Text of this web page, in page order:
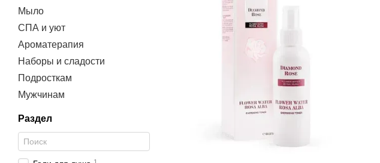
Мыло
СПА и уют
Ароматерапия
Наборы и сладости
Подросткам
Мужчинам
Раздел